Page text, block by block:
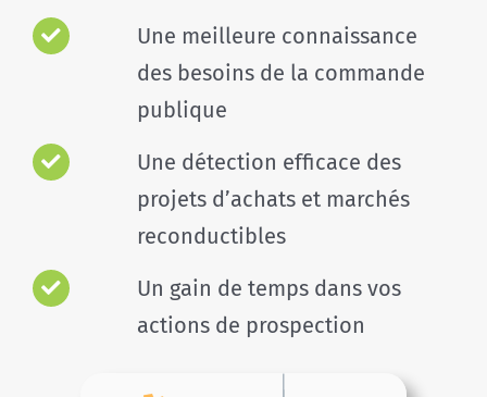
Une meilleure connaissance
des besoins de la commande
publique
Une détection efficace des
projets d’achats et marchés
reconductibles
Un gain de temps dans vos
actions de prospection